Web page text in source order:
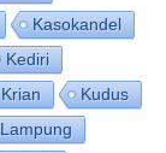
Kasokandel
Kediri
Krian
Kudus
Lampung